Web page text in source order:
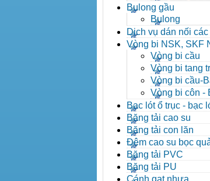
Bulong gầu
Bulong
Dịch vụ dán nối các
băng tải
Vòng bi NSK, SKF
Vòng bi cầu
Vòng bi tang
lựa
Vòng bi cầu-
cầu
Vòng bi côn -
đạn côn
Bạc lót ổ trục - bạc
nhông
Băng tải cao su
Băng tải con lăn
Đệm cao su bọc
băng tải
Băng tải PVC
Băng tải PU
Cánh gạt nhựa